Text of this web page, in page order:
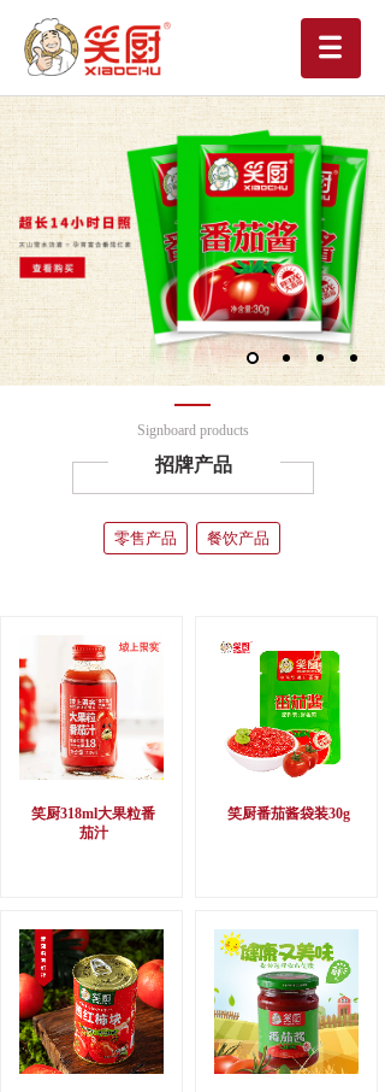
Signboard products
招牌产品
零售产品 餐饮产品
笑厨318ml大果粒番
茄汁
笑厨番茄酱袋装30g